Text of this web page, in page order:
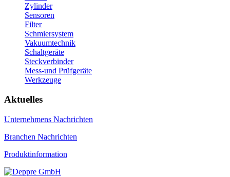
Zylinder
Sensoren
Filter
Schmiersystem
Vakuumtechnik
Schaltgeräte
Steckverbinder
Mess-und Prüfgeräte
Werkzeuge
Aktuelles
Unternehmens Nachrichten
Branchen Nachrichten
Produktinformation